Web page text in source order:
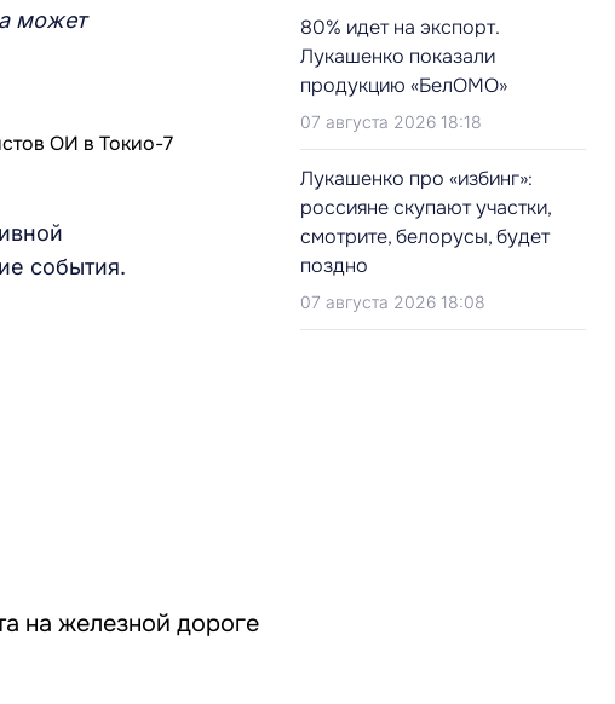
может
события.
на железной дороге
80% идет на экспорт.
Лукашенко показали
продукцию «БелОМО»
07 августа 2026 18:18
Лукашенко про «избинг»:
россияне скупают участки,
смотрите, белорусы, будет
поздно
07 августа 2026 18:08